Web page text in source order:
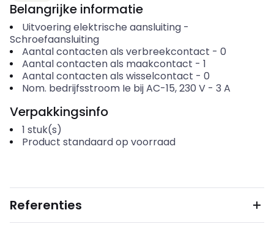
Belangrijke informatie
Uitvoering elektrische aansluiting-
Schroefaansluiting
Aantal contacten als verbreekcontact - 0
Aantal contacten als maakcontact - 1
Aantal contacten als wisselcontact - 0
Nom. bedrijfsstroom Ie bij AC-15, 230 V- 3 A
Verpakkingsinfo
1 stuk(s)
Product standaard op voorraad
Referenties